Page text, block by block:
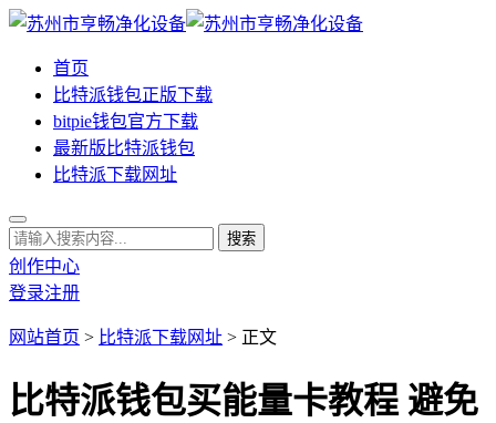
首页
比特派钱包正版下载
bitpie钱包官方下载
最新版比特派钱包
比特派下载网址
创作中心
登录注册
网站首页 > 比特派下载网址 > 正文
比特派钱包买能量卡教程 避免